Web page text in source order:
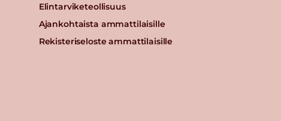
Elintarviketeollisuus
Ajankohtaista ammattilaisille
Rekisteriseloste ammattilaisille